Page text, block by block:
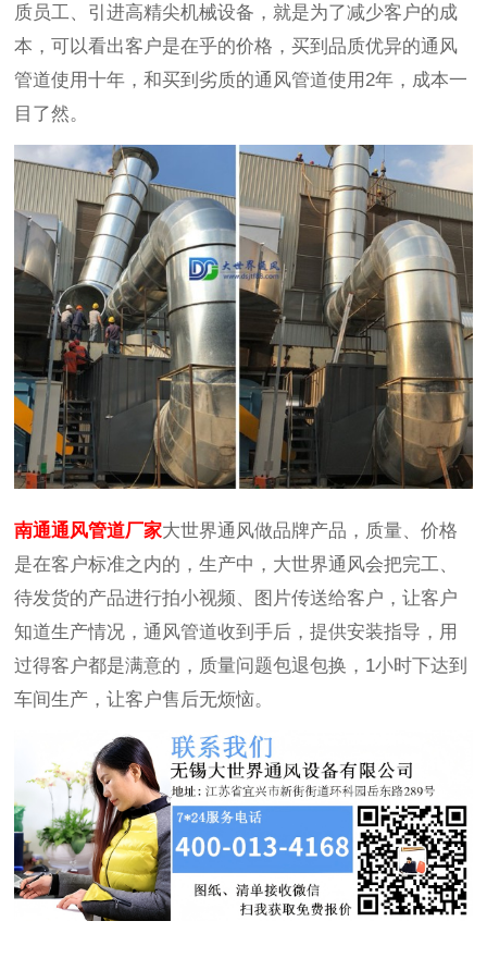
质员工、引进高精尖机械设备，就是为了减少客户的成
本，可以看出客户是在乎的价格，买到品质优异的通风
管道使用十年，和买到劣质的通风管道使用2年，成本一
目了然。
南通通风管道厂家大世界通风做品牌产品，质量、价格
是在客户标准之内的，生产中，大世界通风会把完工、
待发货的产品进行拍小视频、图片传送给客户，让客户
知道生产情况，通风管道收到手后，提供安装指导，用
过得客户都是满意的，质量问题包退包换，1小时下达到
车间生产，让客户售后无烦恼。